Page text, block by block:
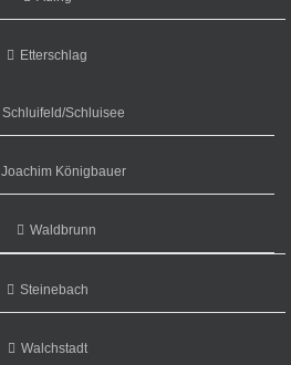
Etterschlag
Schluifeld/Schluisee
Joachim Königbauer
Waldbrunn
Steinebach
Walchstadt